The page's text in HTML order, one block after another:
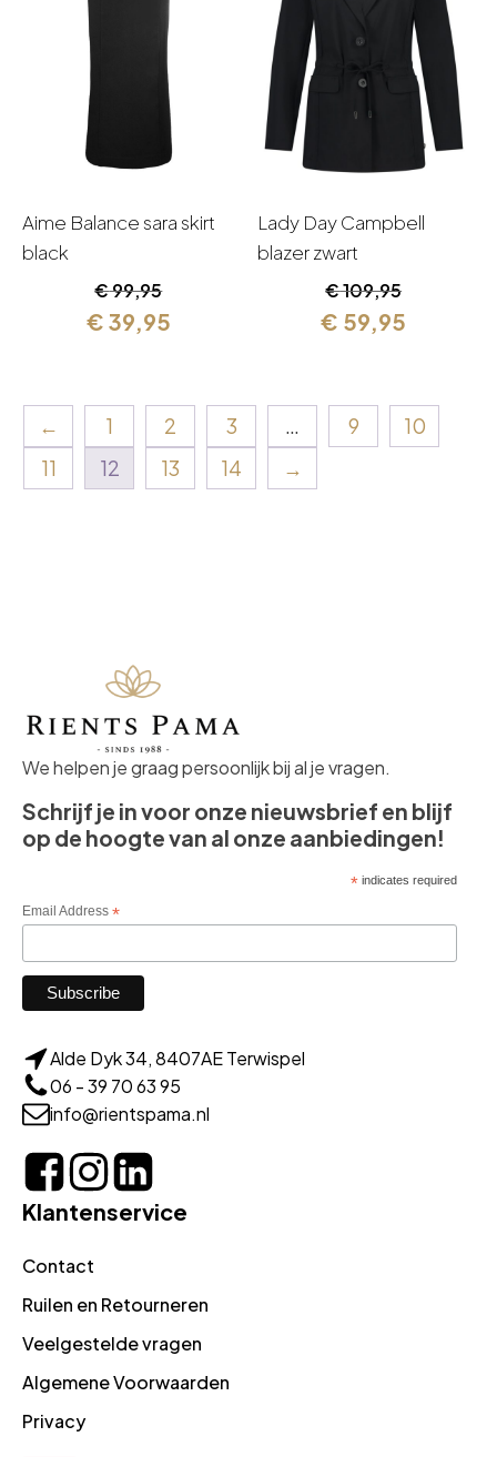
Aime Balance sara skirt
black
€99,95
Oorspronkelijke
prijs
€ 39,95
Huidige
prijs
Lady Day Campbell
blazer zwart
€109,95
prijs
€ 59,95
Huidige
prijs
← 1 2 3 … 9
10
11
12 13 14 →
We helpen je graag persoonlijk bij al je vragen.
Schrijf je in voor onze nieuwsbrief en blijf
op de hoogte van al onze aanbiedingen!
*indicates required
Email Address *
Alde Dyk 34, 8407AE Terwispel
06 - 39 70 63 95
info@rientspama.nl
Klantenservice
Contact
Ruilen en Retourneren
Veelgestelde vragen
Algemene Voorwaarden
Privacy